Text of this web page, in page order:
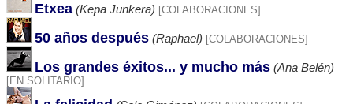
Etxea (Kepa Junkera) [COLABORACIONES]
50 años después (Raphael) [COLABORACIONES]
Los grandes éxitos... y mucho más (Ana Belén)
[EN SOLITARIO]